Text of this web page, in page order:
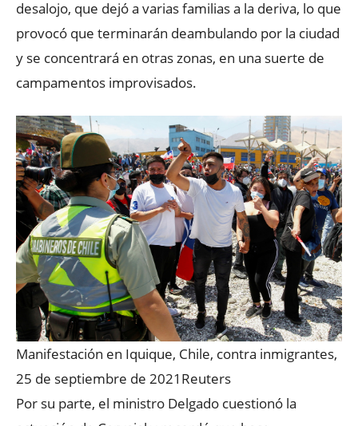
desalojo, que dejó a varias familias a la deriva, lo que
provocó que terminarán deambulando por la ciudad
y se concentrará en otras zonas, en una suerte de
campamentos improvisados.
Manifestación en Iquique, Chile, contra inmigrantes,
25 de septiembre de 2021 Reuters
Por su parte, el ministro Delgado cuestionó la